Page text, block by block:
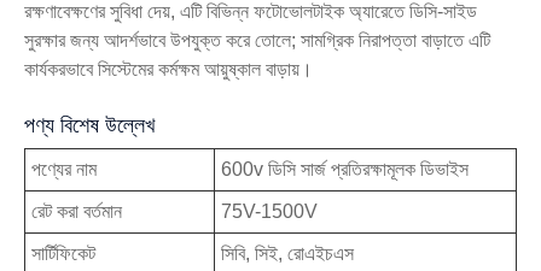
রক্ষণাবেক্ষণের সুবিধা দেয়, এটি বিভিন্ন ফটোভোলটাইক অ্যারেতে ডিসি-সাইড
সুরক্ষার জন্য আদর্শভাবে উপযুক্ত করে তোলে; সামগ্রিক নিরাপত্তা বাড়াতে এটি
কার্যকরভাবে সিস্টেমের কর্মক্ষম আয়ুষ্কাল বাড়ায়।
পণ্য বিশেষ উল্লেখ
পণ্যের নাম 600v ডিসি সার্জ প্রতিরক্ষামূলক ডিভাইস
রেট করা বর্তমান 75V-1500V
সার্টিফিকেট সিবি, সিই, রোএইচএস